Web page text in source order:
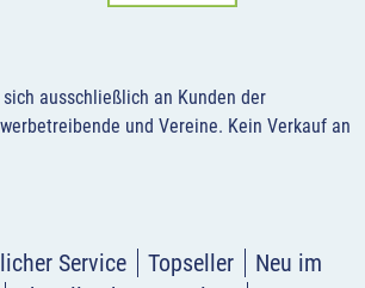
ausschließlich an Kunden der
und Vereine. Kein Verkauf an
Service Topseller
Neu im